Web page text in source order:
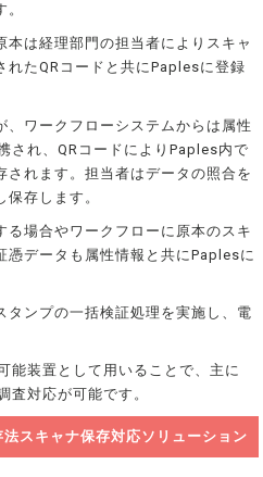
は経理部門の担当者によりスキャ
れたQRコードと共にPaplesに登録
、ワークフローシステムからは属性
され、QRコードによりPaples内で
されます。担当者はデータの照合を
存します。
る場合やワークフローに原本のスキ
憑データも属性情報と共にPaplesに
タンプの一括検証処理を実施し、電
能装置として用いることで、主に
査対応が可能です。
法スキャナ保存対応ソリューション